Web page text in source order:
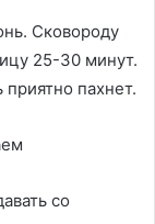
Сковороду
25-30 минут.
пахнет.
со